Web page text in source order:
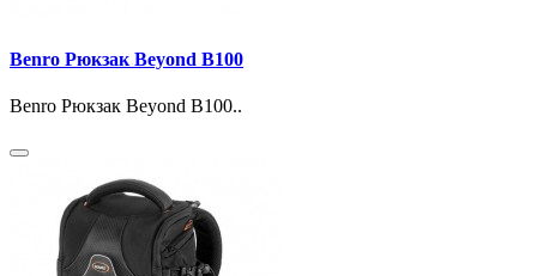
Benro Рюкзак Beyond B100
Benro Рюкзак Beyond B100..